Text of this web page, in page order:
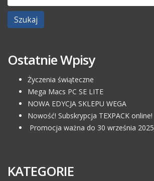
Ostatnie Wpisy
Życzenia świąteczne
Mega Macs PC SE LITE
NOWA EDYCJA SKLEPU WEGA
Nowość! Subskrypcja TEXPACK online!
Promocja ważna do 30 września 2025
KATEGORIE